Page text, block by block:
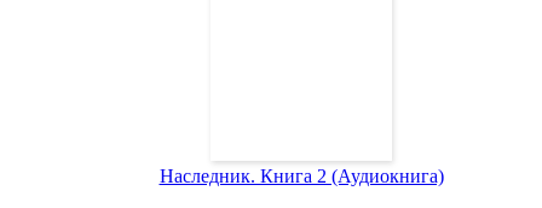
Наследник. Книга 2 (Аудиокнига)